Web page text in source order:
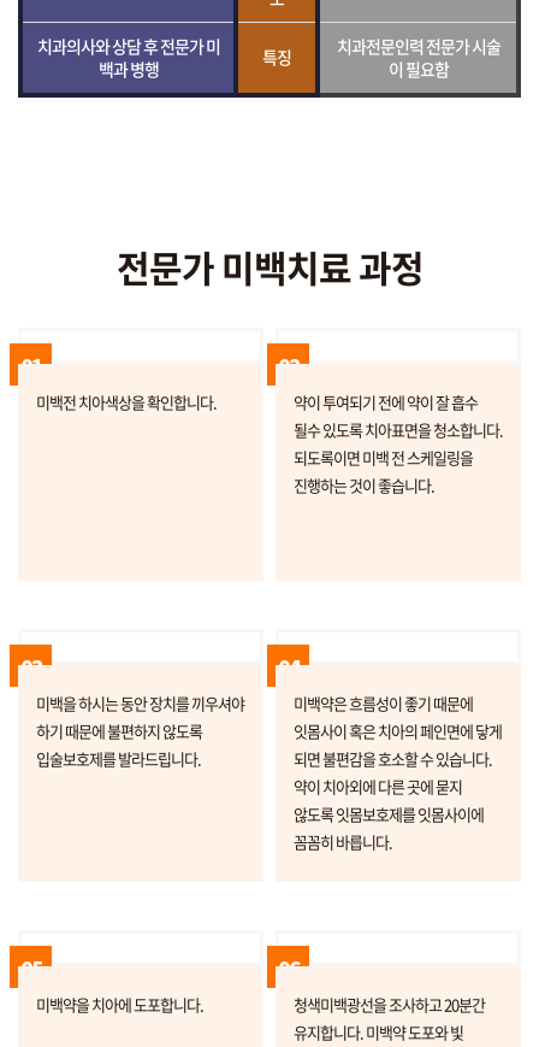
치과의사와 상담 후 전문가 미
백과 병행
특징
치과전문인력 전문가 시술
이 필요함
전문가 미백치료 과정
01
미백전 치아색상을 확인합니다.
02
약이 투여되기 전에 약이 잘 흡수
될수 있도록 치아표면을 청소합니다.
되도록이면 미백 전 스케일링을
진행하는 것이 좋습니다.
03
미백을 하시는 동안 장치를 끼우셔야
하기 때문에 불편하지 않도록
입술보호제를 발라드립니다.
04
미백약은 흐름성이 좋기 때문에
잇몸사이 혹은 치아의 페인면에 닿게
되면 불편감을 호소할 수 있습니다.
약이 치아외에 다른 곳에 묻지
않도록 잇몸보호제를 잇몸사이에
꼼꼼히 바릅니다.
05
미백약을 치아에 도포합니다.
06
청색미백광선을 조사하고 20분간
유지합니다. 미백약 도포와 빛